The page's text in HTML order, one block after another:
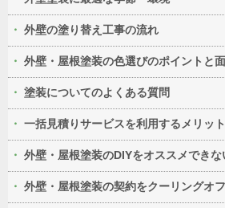
外壁の塗り替え工事の流れ
外壁・屋根塗装の色選びのポイントと
塗装についてのよくある質問
一括見積りサービスを利用するメリッ
外壁・屋根塗装のDIYをオススメできな
外壁・屋根塗装の契約をクーリングオ